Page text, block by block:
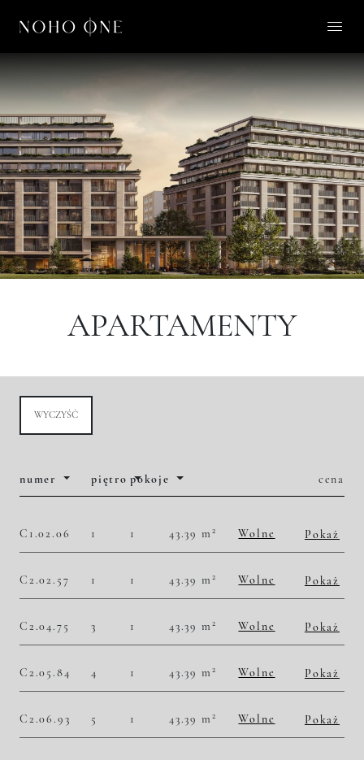
O NOHO ONE
LIFESTYLE
APARTAMENTY
O NAS
KONTAKT
APARTAMENTY
WYCZYŚĆ
numer piętro pokoje cena
C1.02.06 1 1 43.39 m 2 Wolne
Pokaż
C2.02.57 1 1 43.39 m 2 Wolne
Pokaż
C2.04.75 3 1 43.39 m 2 Wolne
Pokaż
C2.05.84 4 1 43.39 m 2 Wolne
Pokaż
C2.06.93 5 1 43.39 m 2 Wolne
Pokaż